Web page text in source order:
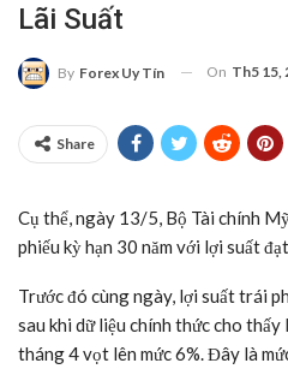
Lãi Suất
By Forex Uy Tín On Th5 15,
Share
Cụ thể, ngày 13/5, Bộ Tài chính
phiếu kỳ hạn 30 năm với lợi suất
Trước đó cùng ngày, lợi suất trái
sau khi dữ liệu chính thức cho
tháng 4 vọt lên mức 6%. Đây là